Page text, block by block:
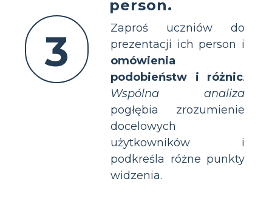
3
person.
Zaproś uczniów do
prezentacji ich person i
omówienia
podobieństw i różnic.
Wspólna analiza
pogłębia zrozumienie
docelowych
użytkowników i
podkreśla różne punkty
widzenia.